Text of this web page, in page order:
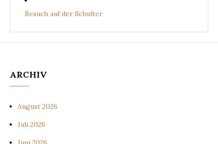
Besuch auf der Schulter
ARCHIV
August 2026
Juli 2026